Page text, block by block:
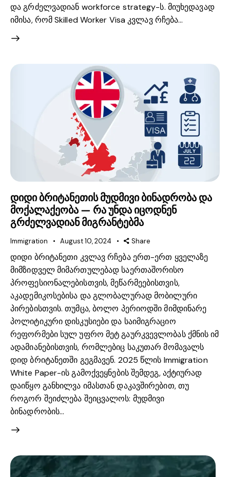
და გრძელვადიან workforce strategy-ს. მიუხედავად
იმისა, რომ Skilled Worker Visa კვლავ რჩება…
დიდი ბრიტანეთის მუდმივი ბინადრობა და
მოქალაქეობა — რა უნდა იცოდნენ
გრძელვადიან მიგრანტებმა
Immigration August 10, 2024 Share
დიდი ბრიტანეთი კვლავ რჩება ერთ-ერთ ყველაზე
მიმზიდველ მიმართულებად საერთაშორისო
პროფესიონალებისთვის, მეწარმეებისთვის,
აკადემიკოსებისა და გლობალურად მობილური
პირებისთვის. თუმცა, ბოლო პერიოდში მიმდინარე
პოლიტიკური დისკუსიები და საიმიგრაციო
რეფორმები სულ უფრო მეტ გაურკვევლობას ქმნის იმ
ადამიანებისთვის, რომლებიც საკუთარ მომავალს
დიდ ბრიტანეთში გეგმავენ. 2025 წლის Immigration
White Paper-ის გამოქვეყნების შემდეგ, აქტიურად
დაიწყო განხილვა იმასთან დაკავშირებით, თუ
როგორ შეიძლება შეიცვალოს: მუდმივი
ბინადრობის…